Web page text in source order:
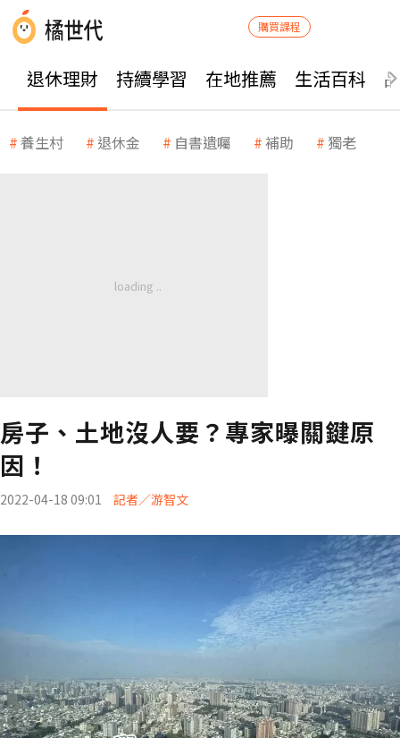
購買課程
退休理財 持續學習 在地推薦 生活百科
養生村 退休金 自書遺囑 補助 獨老
房子、土地沒人要？專家曝關鍵原
因！
2022-04-18 09:01 記者／游智文